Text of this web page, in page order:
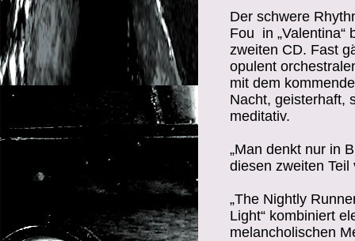
Der schwere
Fou in
zweiten CD. Fast
opulent
mit dem
Nacht, geisterhaft,
meditativ.
„Man denkt nur in
diesen zweiten Teil
„The Nightly
Light“ kombiniert
melancholischen